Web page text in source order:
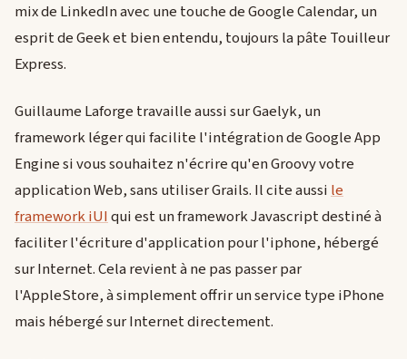
mix de LinkedIn avec une touche de Google Calendar, un
esprit de Geek et bien entendu, toujours la pâte Touilleur
Express.
Guillaume Laforge travaille aussi sur Gaelyk, un
framework léger qui facilite l'intégration de Google App
Engine si vous souhaitez n'écrire qu'en Groovy votre
application Web, sans utiliser Grails. Il cite aussile
framework iUIqui est un framework Javascript destiné à
faciliter l'écriture d'application pour l'iphone, hébergé
sur Internet. Cela revient à ne pas passer par
l'AppleStore, à simplement offrir un service type iPhone
mais hébergé sur Internet directement.